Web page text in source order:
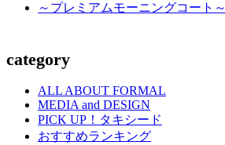
～プレミアムモーニングコート～
category
ALL ABOUT FORMAL
MEDIA and DESIGN
PICK UP！タキシード
おすすめランキング